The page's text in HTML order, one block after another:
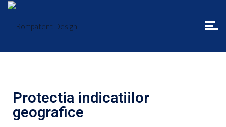
Protectia indicatiilor
geografice